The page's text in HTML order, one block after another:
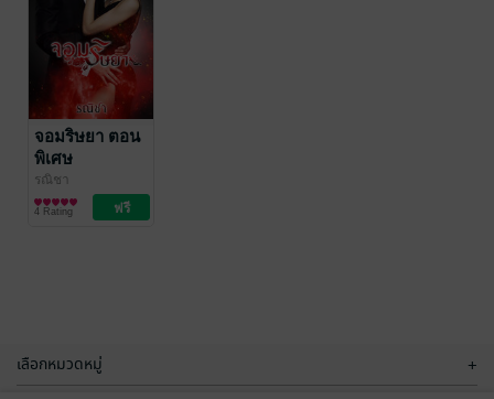
โซ่รักในห้องลับ
รณิชา
นิยายชีวิต/ดรามา
4 Rating
จอมริษยา ตอน
พิเศษ
รณิชา
นิยายชีวิต/ดรามา
4 Rating
เลือกหมวดหมู่ +